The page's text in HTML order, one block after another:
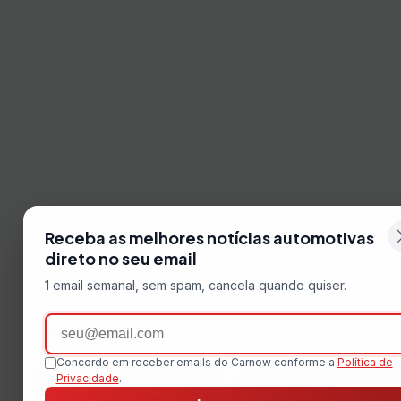
Leia Também
Receba as melhores notícias automotivas
direto no seu email
1 email semanal, sem spam, cancela quando quiser.
Email
Concordo em receber emails do Carnow conforme a Política de
Privacidade.